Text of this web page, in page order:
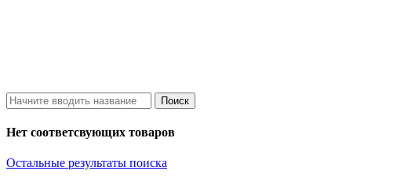
Поиск
Нет соответсвующих товаров
Остальные результаты поиска